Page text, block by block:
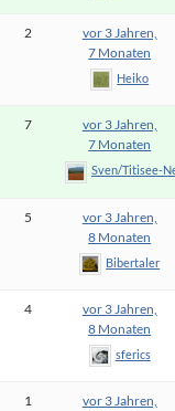
2
vor 3 Jahren,
7 Monaten
Heiko
7
vor 3 Jahren,
7 Monaten
Sven/Titisee-
5
vor 3 Jahren,
8 Monaten
Bibertaler
4
vor 3 Jahren,
8 Monaten
sferics
1
vor 3 Jahren,